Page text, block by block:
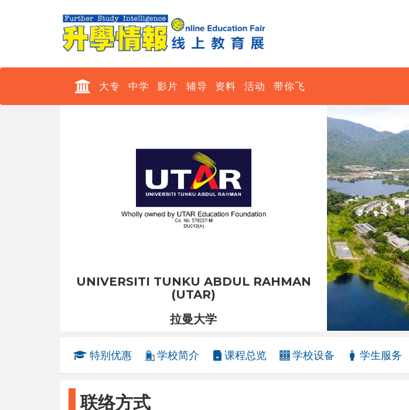
大专 中学 影片 辅导 资料 活动 带你飞
UNIVERSITI TUNKU ABDUL RAHMAN
(UTAR)
拉曼大学
特别优惠 学校简介 课程总览 学校设备 学生服务
联络方式